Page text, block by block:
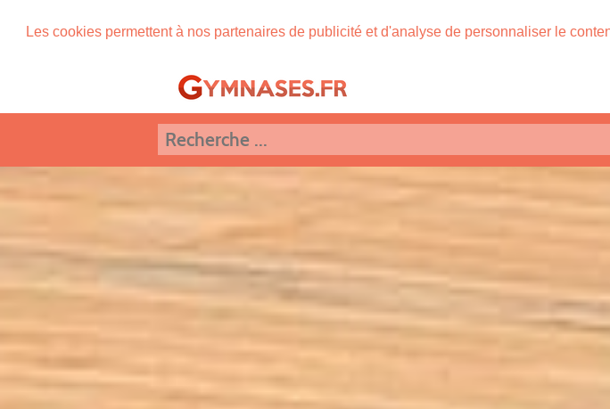
Les cookies permettent à nos partenaires de publicité et d'analyse de personnaliser le